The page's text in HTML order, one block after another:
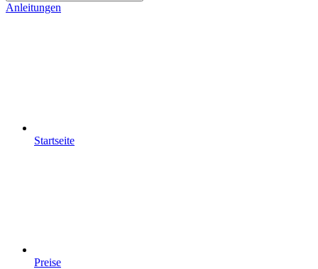
Anleitungen
Startseite
Preise